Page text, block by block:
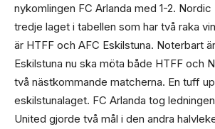
nykomlingen FC Arlanda med 1-2.
tredje laget i tabellen som har två raka
är HTFF och AFC Eskilstuna. Noterbart
Eskilstuna nu ska möta både HTFF och
två nästkommande matcherna. En tuff
eskilstunalaget. FC Arlanda tog
United gjorde två mål i den andra